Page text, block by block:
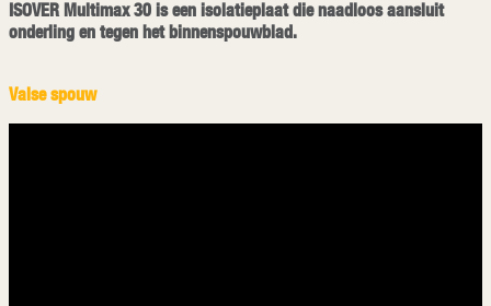
ISOVER Multimax 30 is een isolatieplaat die naadloos aansluit
onderling en tegen het binnenspouwblad.
Valse spouw